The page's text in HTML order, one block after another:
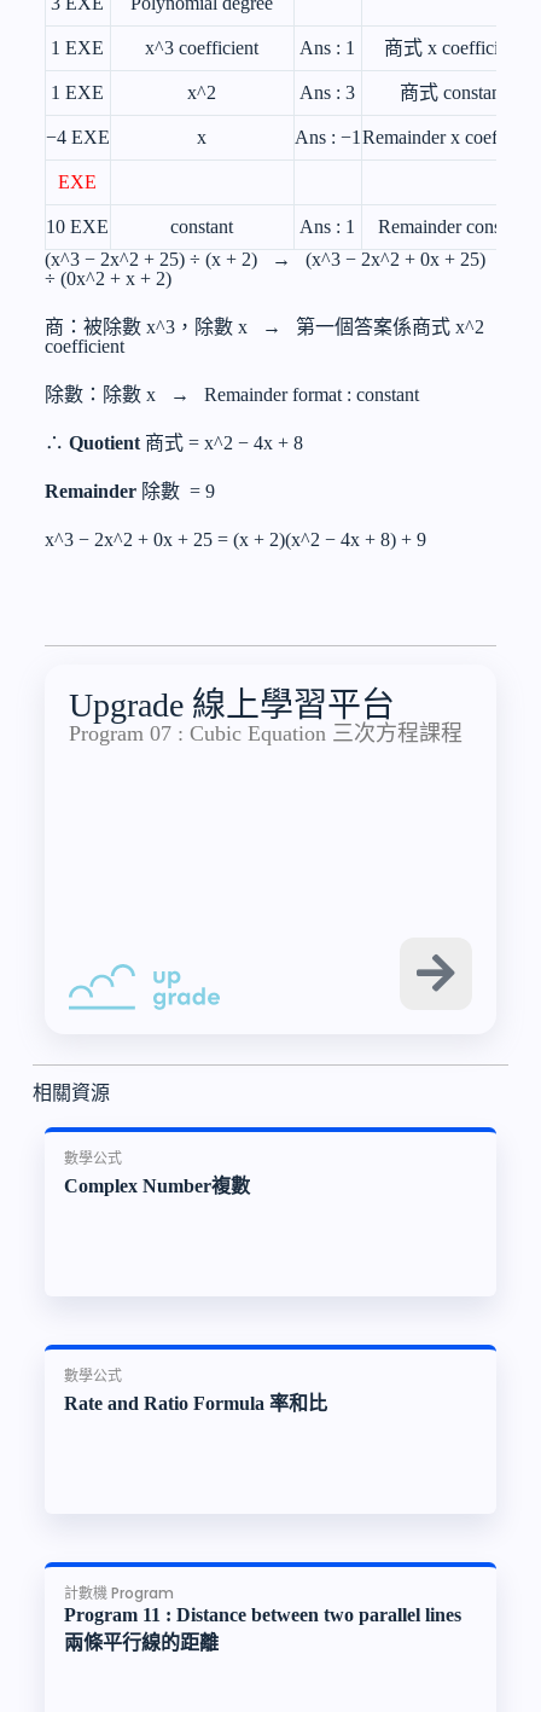
1 EXE x^3 coefficient Ans : 1 商式 x coefficient
1 EXE x^2 Ans : 3 商式 constant
−4 EXE x Ans : −1 Remainder x
EXE
10 EXE constant Ans : 1
Remainder constant
(x^3 − 2x^2 + 25) ÷ (x + 2) → (x^3 − 2x^2 + 0x+ 25)
÷ (0x^2 + x+ 2)
商：被除數 x^3，除數 x → 第一個答案係商式 x^2
coefficient
除數：除數 x → Remainder format : constant
∴ Quotient商式 = x^2 − 4x+ 8
Remainder除數 = 9
x^3 − 2x^2 + 0x+ 25 = (x + 2)(x^2 − 4x+ 8) + 9
Upgrade 線上學習平台
Program 07 : Cubic Equation 三次方程課程
相關資源
數學公式
Complex Number複數
數學公式
Rate and Ratio Formula 率和比
計數機 Program
Program 11 : Distance between two parallel lines
兩條平行線的距離